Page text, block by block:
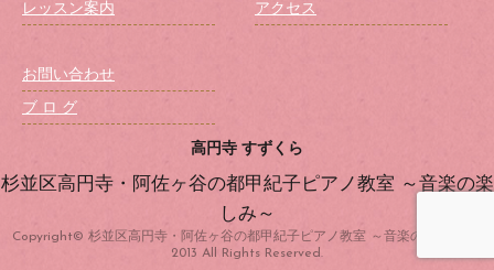
レッスン案内
アクセス
お問い合わせ
ブ ロ グ
高円寺 すずくら
杉並区高円寺・阿佐ヶ谷の都甲紀子ピアノ教室 ～音楽の楽
しみ～
Copyright© 杉並区高円寺・阿佐ヶ谷の都甲紀子ピアノ教室 ～音楽の楽しみ～ ,
2013 All Rights Reserved.